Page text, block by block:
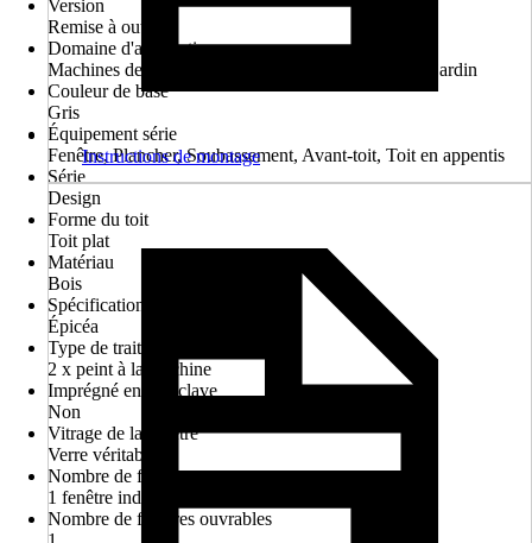
Version
Remise à outils
Domaine d'application
Machines de jardinage, Meubles de jardin, Outil de jardin
Couleur de base
Gris
Équipement série
Fenêtre, Plancher, Soubassement, Avant-toit, Toit en appentis
Série
Design
Forme du toit
Toit plat
Matériau
Bois
Spécification du matériau
Épicéa
Type de traitement de surface
2 x peint à la machine
Imprégné en autoclave
Non
Vitrage de la fenêtre
Verre véritable
Nombre de fenêtres
1 fenêtre individuelle
Nombre de fenêtres ouvrables
Instructions de montage